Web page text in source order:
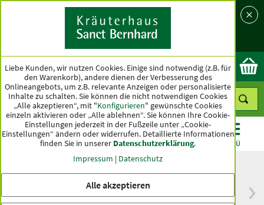
Land
Ok
KATEGORIEN ANGEBOTE TOPSELLER MENÜ
versandkostenfrei
Spitzenqualität seit
Liebe Kunden, wir nutzen Cookies. Einige sind notwendig (z.B. für
den Warenkorb), andere dienen der Verbesserung des
Onlineangebots, um z.B. relevante Anzeigen oder personalisierte
Inhalte zu schalten. Sie können die nicht notwendigen Cookies
„Alle akzeptieren“, mit "Konfigurieren" gewünschte Cookies
einzeln aktivieren oder „Alle ablehnen“. Sie können Ihre Cookie-
Einstellungen jederzeit in der Fußzeile unter „Cookie-
Einstellungen“ ändern oder widerrufen. Detaillierte Informationen
finden Sie in unserer Datenschutzerklärung.
Impressum | Datenschutz
Alle akzeptieren